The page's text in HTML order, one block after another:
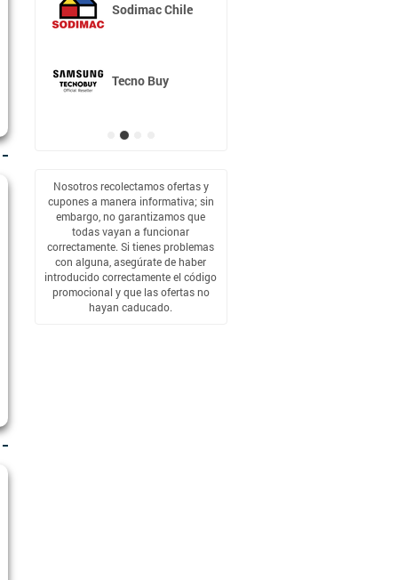
Sodimac Chile
Tecno Buy
Nosotros recolectamos ofertas y
cupones a manera informativa; sin
embargo, no garantizamos que
todas vayan a funcionar
correctamente. Si tienes problemas
con alguna, asegúrate de haber
introducido correctamente el código
promocional y que las ofertas no
hayan caducado.